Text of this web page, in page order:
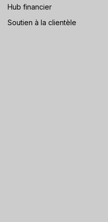
Hub financier
Soutien à la clientèle